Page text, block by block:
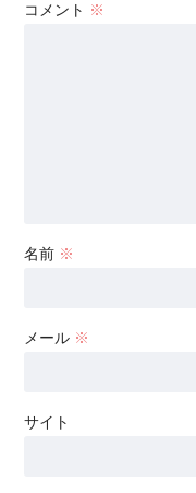
コメント ※
名前 ※
メール ※
サイト